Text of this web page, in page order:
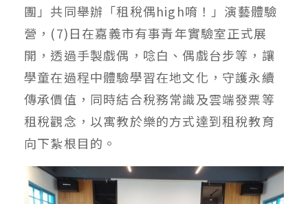
團」共同舉辦「租稅偶high唷！」演藝體驗
營，(7)日在嘉義市有事青年實驗室正式展
開，透過手製戲偶，唸白、偶戲台步等，讓
學童在過程中體驗學習在地文化，守護永續
傳承價值，同時結合稅務常識及雲端發票等
租稅觀念，以寓教於樂的方式達到租稅教育
向下紮根目的。